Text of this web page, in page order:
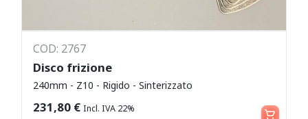
COD: 2767
Disco frizione
240mm - Z10 - Rigido - Sinterizzato
231,80 € Incl. IVA 22% Aggiungi al carrello